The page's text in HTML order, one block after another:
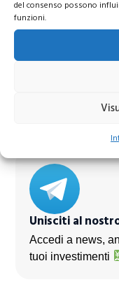
del consenso possono
funzioni.
Unisciti al
Accedi a news,
tuoi investimenti